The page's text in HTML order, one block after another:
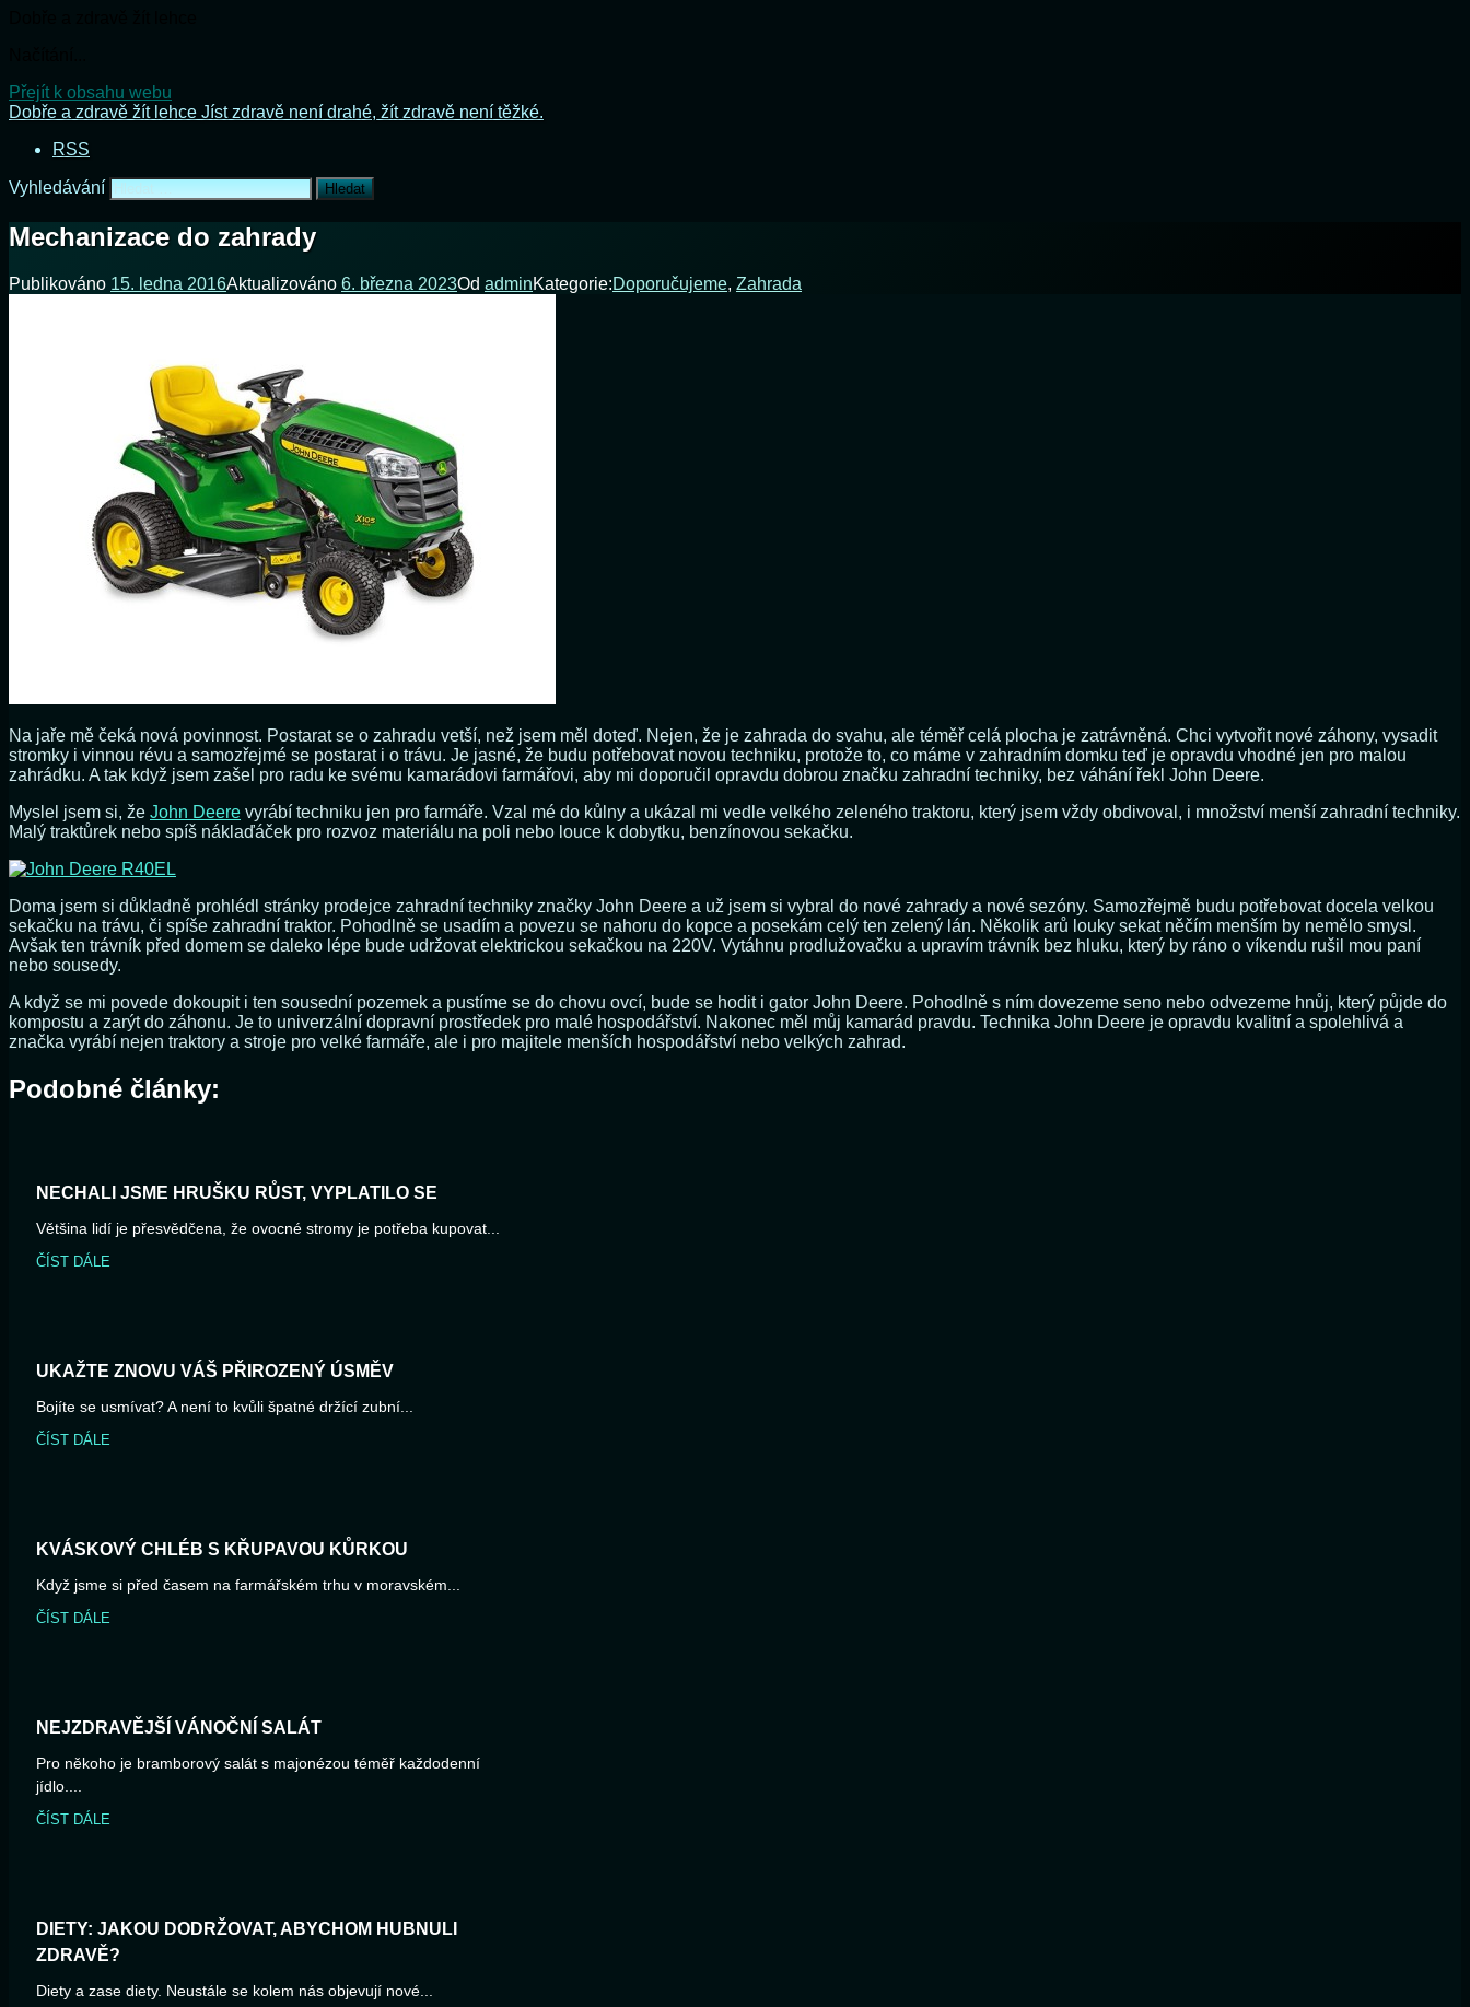
Přejít k obsahu webu
Dobře a zdravě žít lehce Jíst zdravě není drahé, žít zdravě není těžké.
RSS
Vyhledávání
Mechanizace do zahrady
Publikováno 15. ledna 2016Aktualizováno 6. března 2023Od adminKategorie:Doporučujeme, Zahrada
Na jaře mě čeká nová povinnost. Postarat se o zahradu vetší, než jsem měl doteď. Nejen, že je zahrada do svahu, ale téměř celá plocha je zatrávněná. Chci vytvořit nové záhony, vysadit
stromky i vinnou révu a samozřejmé se postarat i o trávu. Je jasné, že budu potřebovat novou techniku, protože to, co máme v zahradním domku teď je opravdu vhodné jen pro malou
zahrádku. A tak když jsem zašel pro radu ke svému kamarádovi farmářovi, aby mi doporučil opravdu dobrou značku zahradní techniky, bez váhání řekl John Deere.
Myslel jsem si, že John Deere vyrábí techniku jen pro farmáře. Vzal mé do kůlny a ukázal mi vedle velkého zeleného traktoru, který jsem vždy obdivoval, i množství menší zahradní techniky.
Malý traktůrek nebo spíš náklaďáček pro rozvoz materiálu na poli nebo louce k dobytku, benzínovou sekačku.
Doma jsem si důkladně prohlédl stránky prodejce zahradní techniky značky John Deere a už jsem si vybral do nové zahrady a nové sezóny. Samozřejmě budu potřebovat docela velkou
sekačku na trávu, či spíše zahradní traktor. Pohodlně se usadím a povezu se nahoru do kopce a posekám celý ten zelený lán. Několik arů louky sekat něčím menším by nemělo smysl.
Avšak ten trávník před domem se daleko lépe bude udržovat elektrickou sekačkou na 220V. Vytáhnu prodlužovačku a upravím trávník bez hluku, který by ráno o víkendu rušil mou paní
nebo sousedy.
A když se mi povede dokoupit i ten sousední pozemek a pustíme se do chovu ovcí, bude se hodit i gator John Deere. Pohodlně s ním dovezeme seno nebo odvezeme hnůj, který půjde do
kompostu a zarýt do záhonu. Je to univerzální dopravní prostředek pro malé hospodářství. Nakonec měl můj kamarád pravdu. Technika John Deere je opravdu kvalitní a spolehlivá a
značka vyrábí nejen traktory a stroje pro velké farmáře, ale i pro majitele menších hospodářství nebo velkých zahrad.
Podobné články:
NECHALI JSME HRUŠKU RŮST, VYPLATILO SE
Většina lidí je přesvědčena, že ovocné stromy je potřeba kupovat...
ČÍST DÁLE
UKAŽTE ZNOVU VÁŠ PŘIROZENÝ ÚSMĚV
Bojíte se usmívat? A není to kvůli špatné držící zubní...
ČÍST DÁLE
KVÁSKOVÝ CHLÉB S KŘUPAVOU KŮRKOU
Když jsme si před časem na farmářském trhu v moravském...
ČÍST DÁLE
NEJZDRAVĚJŠÍ VÁNOČNÍ SALÁT
Pro někoho je bramborový salát s majonézou téměř každodenní
jídlo....
ČÍST DÁLE
DIETY: JAKOU DODRŽOVAT, ABYCHOM HUBNULI
ZDRAVĚ?
Diety a zase diety. Neustále se kolem nás objevují nové...